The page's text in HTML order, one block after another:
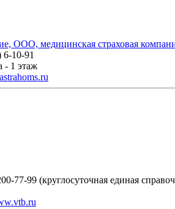
ООО, медицинская страховая
6-10-91
- 1 этаж
77-99 (круглосуточная единая